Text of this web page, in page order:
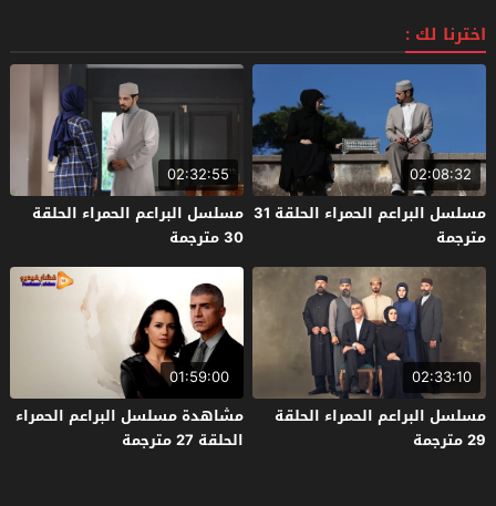
اخترنا لك :
02:08:32
مسلسل البراعم الحمراء الحلقة 31
مترجمة
02:32:55
مسلسل البراعم الحمراء الحلقة
30 مترجمة
02:33:10
مسلسل البراعم الحمراء الحلقة
29 مترجمة
01:59:00
مشاهدة مسلسل البراعم الحمراء
الحلقة 27 مترجمة